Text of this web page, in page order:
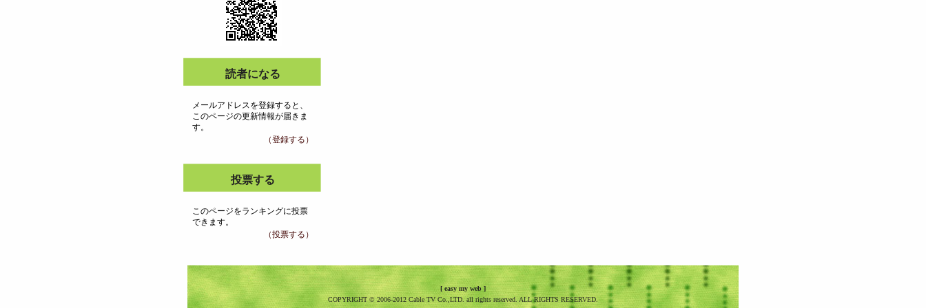
読者になる
メールアドレスを登録すると、
このページの更新情報が届きま
す。
（登録する）
投票する
このページをランキングに投票
できます。
（投票する）
[ easy my web ]
COPYRIGHT © 2006-2012 Cable TV Co.,LTD. all rights reserved. ALL RIGHTS RESERVED.